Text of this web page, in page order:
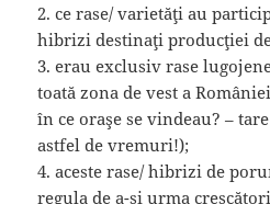
2. ce rase/ varietăţi au
hibrizi destinaţi producţiei
3. erau exclusiv rase
toată zona de vest a
în ce oraşe se vindeau? –
astfel de vremuri!);
4. aceste rase/ hibrizi de
regula de a-şi urma